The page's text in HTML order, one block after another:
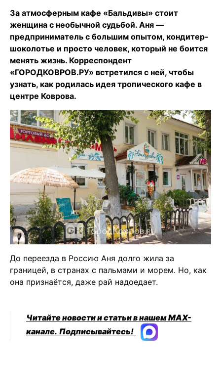
За атмосферным кафе «Бальдивы» стоит
женщина с необычной судьбой. Аня —
предприниматель с большим опытом, кондитер-
шоколотье и просто человек, который не боится
менять жизнь. Корреспондент
«ГОРОДКОВРОВ.РУ» встретился с ней, чтобы
узнать, как родилась идея тропического кафе в
центре Коврова.
До переезда в Россию Аня долго жила за
границей, в странах с пальмами и морем. Но, как
она признаётся, даже рай надоедает.
Читайте новости и статьи в нашем MAX-
канале. Подписывайтесь!